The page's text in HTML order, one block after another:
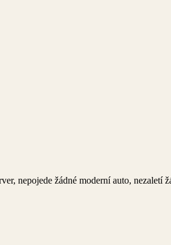
nepojede žádné moderní auto,